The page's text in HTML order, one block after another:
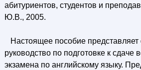
абитуриентов, студентов и
Ю.В., 2005.
Настоящее пособие представляет
руководство по подготовке к сдаче
экзамена по английскому языку.